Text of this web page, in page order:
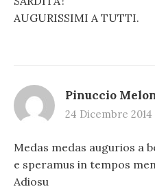
AUGURISSIMI A TUTTI.
Pinuccio
24 Dicembre 2014
Medas medas augurios a
e speramus in tempos
Adiosu